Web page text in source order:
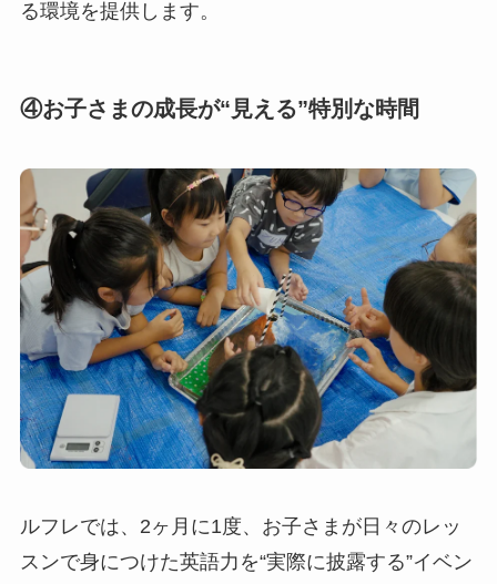
る環境を提供します。
④お子さまの成長が“見える”特別な時間
ルフレでは、2ヶ月に1度、お子さまが日々のレッ
スンで身につけた英語力を“実際に披露する”イベン